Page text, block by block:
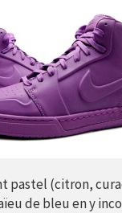
pastel (citron,
de bleu en y